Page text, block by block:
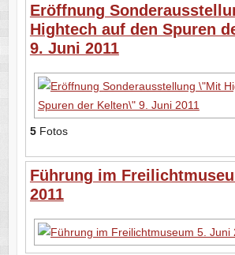
Eröffnung
Hightech auf den Spuren
9. Juni 2011
5Fotos
Führung im
2011